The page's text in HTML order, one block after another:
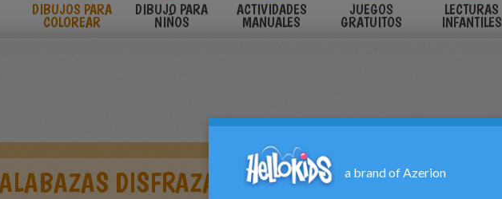
DIBUJOS PARA
COLOREAR
DIBUJO PARA
NIÑOS
ACTIVIDADES
MANUALES
JUEGOS
GRATUITOS
LECTURAS
INFANTILES
DISFRAZADAS PARA HALLOWEEN